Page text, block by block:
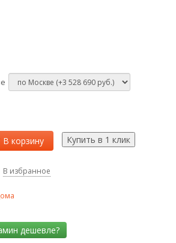
В корзину
В избранное